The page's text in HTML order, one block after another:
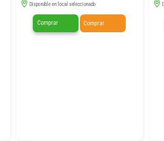
Disponible en local seleccionado
Comprar Comprar